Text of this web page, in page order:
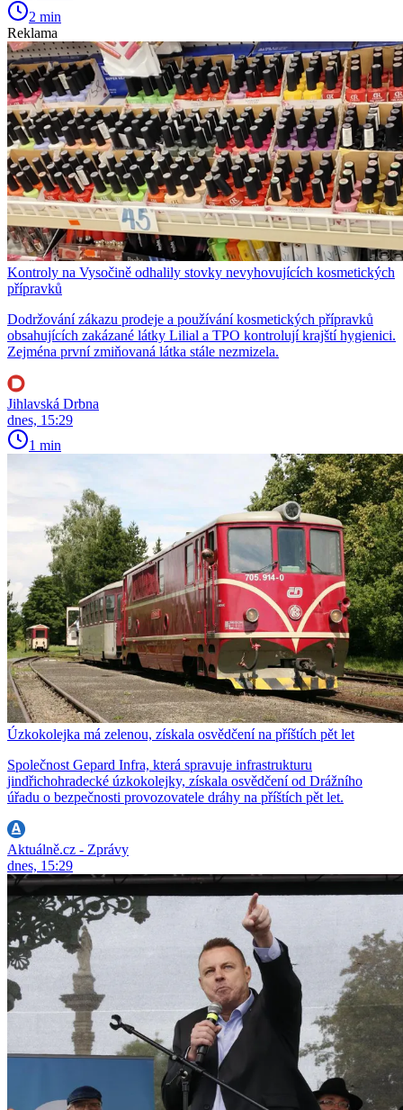
2 min
Reklama
Kontroly na Vysočině odhalily stovky nevyhovujících kosmetických
přípravků
Dodržování zákazu prodeje a používání kosmetických přípravků
obsahujících zakázané látky Lilial a TPO kontrolují krajští hygienici.
Zejména první zmiňovaná látka stále nezmizela.
Jihlavská Drbna
dnes, 15:29
1 min
Úzkokolejka má zelenou, získala osvědčení na příštích pět let
Společnost Gepard Infra, která spravuje infrastrukturu
jindřichohradecké úzkokolejky, získala osvědčení od Drážního
úřadu o bezpečnosti provozovatele dráhy na příštích pět let.
Aktuálně.cz - Zprávy
dnes, 15:29